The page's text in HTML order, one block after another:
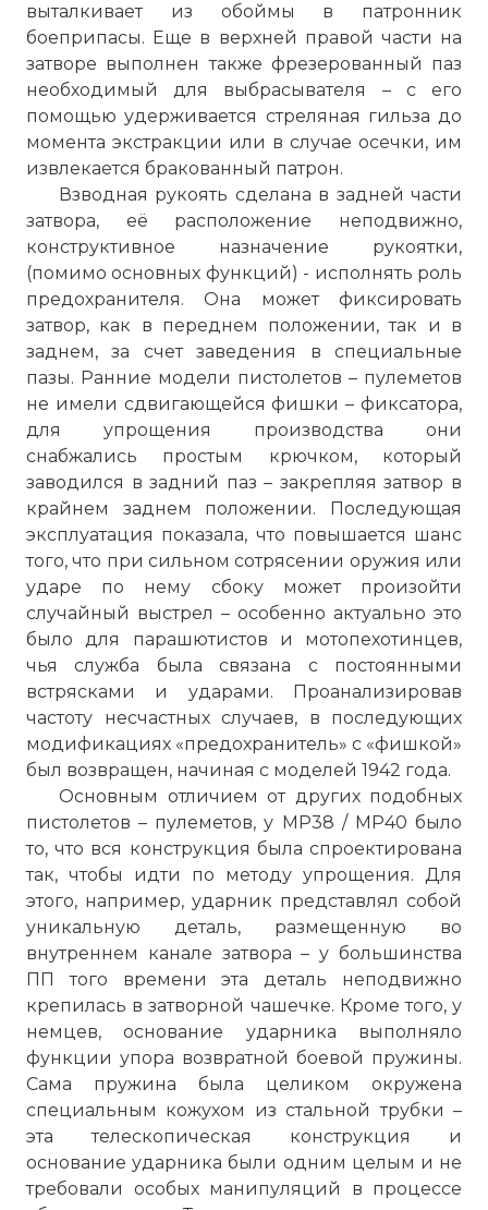
выталкивает из обоймы в патронник
боеприпасы. Еще в верхней правой части на
затворе выполнен также фрезерованный паз
необходимый для выбрасывателя – с его
помощью удерживается стреляная гильза до
момента экстракции или в случае осечки, им
извлекается бракованный патрон.
Взводная рукоять сделана в задней части
затвора, её расположение неподвижно,
конструктивное назначение рукоятки,
(помимо основных функций) - исполнять роль
предохранителя. Она может фиксировать
затвор, как в переднем положении, так и в
заднем, за счет заведения в специальные
пазы. Ранние модели пистолетов – пулеметов
не имели сдвигающейся фишки – фиксатора,
для упрощения производства они
снабжались простым крючком, который
заводился в задний паз – закрепляя затвор в
крайнем заднем положении. Последующая
эксплуатация показала, что повышается шанс
того, что при сильном сотрясении оружия или
ударе по нему сбоку может произойти
случайный выстрел – особенно актуально это
было для парашютистов и мотопехотинцев,
чья служба была связана с постоянными
встрясками и ударами. Проанализировав
частоту несчастных случаев, в последующих
модификациях «предохранитель» с «фишкой»
был возвращен, начиная с моделей 1942 года.
Основным отличием от других подобных
пистолетов – пулеметов, у МР38 / MP40 было
то, что вся конструкция была спроектирована
так, чтобы идти по методу упрощения. Для
этого, например, ударник представлял собой
уникальную деталь, размещенную во
внутреннем канале затвора – у большинства
ПП того времени эта деталь неподвижно
крепилась в затворной чашечке. Кроме того, у
немцев, основание ударника выполняло
функции упора возвратной боевой пружины.
Сама пружина была целиком окружена
специальным кожухом из стальной трубки –
эта телескопическая конструкция и
основание ударника были одним целым и не
требовали особых манипуляций в процессе